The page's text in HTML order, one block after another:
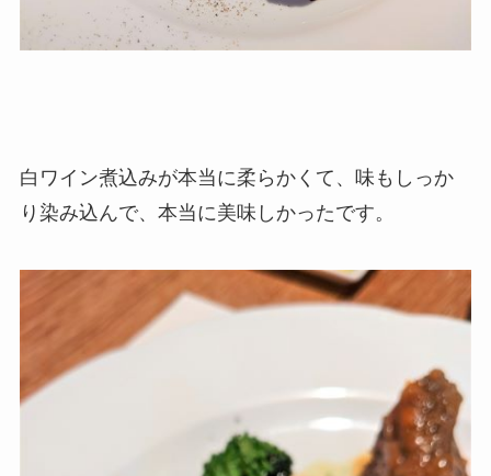
白ワイン煮込みが本当に柔らかくて、味もしっか
り染み込んで、本当に美味しかったです。